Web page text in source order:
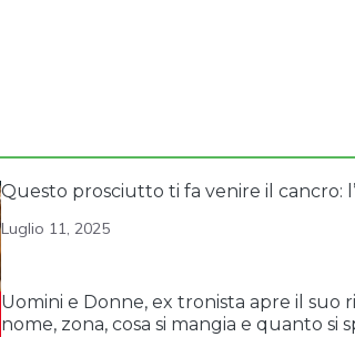
Questo prosciutto ti fa venire il cancro:
Luglio 11, 2025
Uomini e Donne, ex tronista apre il suo
nome, zona, cosa si mangia e quanto si